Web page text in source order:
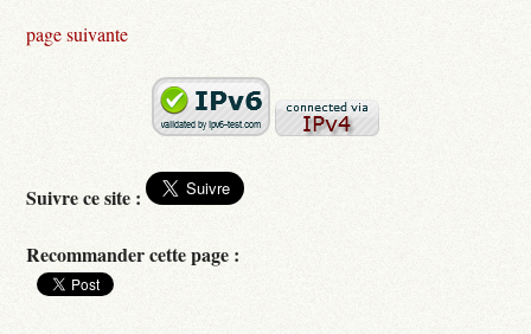
page suivante
Suivre ce site :
Recommander cette page :